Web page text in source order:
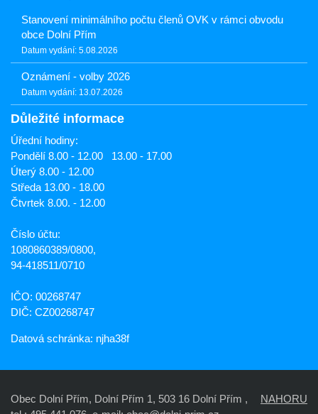
Stanovení minimálního počtu členů OVK v rámci obvodu
obce Dolní Přím
Datum vydání: 5.08.2026
Oznámení - volby 2026
Datum vydání: 13.07.2026
Důležité informace
Úřední hodiny:
Pondělí 8.00 - 12.00 13.00 - 17.00
Úterý 8.00 - 12.00
Středa 13.00 - 18.00
Čtvrtek 8.00. - 12.00
Číslo účtu:
1080860389/0800,
94-418511/0710
IČO: 00268747
DIČ: CZ00268747
Datová schránka: njha38f
NAHORU
Obec Dolní Přím, Dolní Přím 1, 503 16 Dolní Přím ,